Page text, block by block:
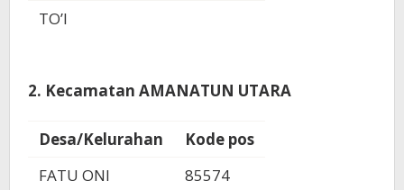
TO’I
2. Kecamatan AMANATUN UTARA
Desa/Kelurahan
Kode pos
FATU ONI
85574